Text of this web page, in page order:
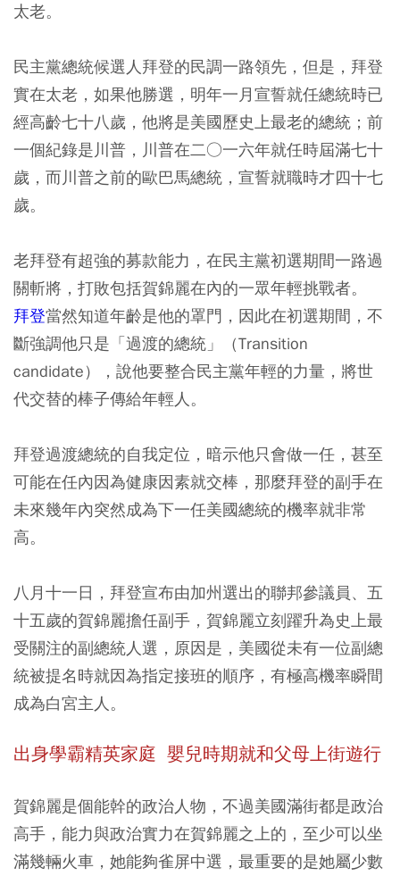
太老。
民主黨總統候選人拜登的民調一路領先，但是，拜登
實在太老，如果他勝選，明年一月宣誓就任總統時已
經高齡七十八歲，他將是美國歷史上最老的總統；前
一個紀錄是川普，川普在二○一六年就任時屆滿七十
歲，而川普之前的歐巴馬總統，宣誓就職時才四十七
歲。
老拜登有超強的募款能力，在民主黨初選期間一路過
關斬將，打敗包括賀錦麗在內的一眾年輕挑戰者。
拜登當然知道年齡是他的罩門，因此在初選期間，不
斷強調他只是「過渡的總統」（Transition
candidate），說他要整合民主黨年輕的力量，將世
代交替的棒子傳給年輕人。
拜登過渡總統的自我定位，暗示他只會做一任，甚至
可能在任內因為健康因素就交棒，那麼拜登的副手在
未來幾年內突然成為下一任美國總統的機率就非常
高。
八月十一日，拜登宣布由加州選出的聯邦參議員、五
十五歲的賀錦麗擔任副手，賀錦麗立刻躍升為史上最
受關注的副總統人選，原因是，美國從未有一位副總
統被提名時就因為指定接班的順序，有極高機率瞬間
成為白宮主人。
出身學霸精英家庭 嬰兒時期就和父母上街遊行
賀錦麗是個能幹的政治人物，不過美國滿街都是政治
高手，能力與政治實力在賀錦麗之上的，至少可以坐
滿幾輛火車，她能夠雀屏中選，最重要的是她屬少數